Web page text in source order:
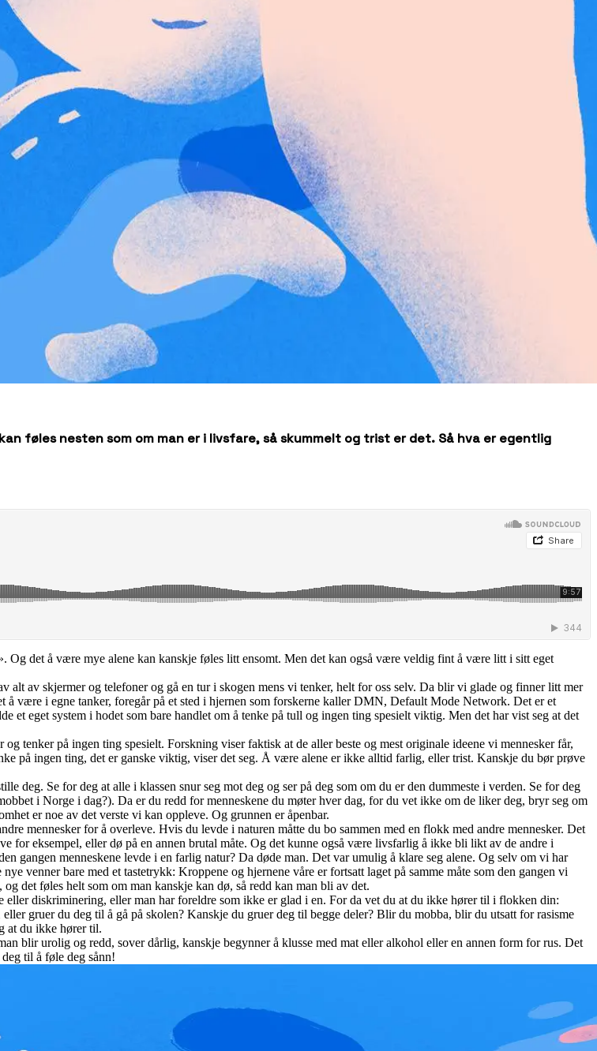
føles nesten som om man er i livsfare, så skummelt og trist er det. Så hva er egentlig
Og det å være mye alene kan kanskje føles litt ensomt. Men det kan også være veldig fint å være litt i sitt eget
alt av skjermer og telefoner og gå en tur i skogen mens vi tenker, helt for oss selv. Da blir vi glade og finner litt mer
være i egne tanker, foregår på et sted i hjernen som forskerne kaller DMN, Default Mode Network. Det er et
eget system i hodet som bare handlet om å tenke på tull og ingen ting spesielt viktig. Men det har vist seg at det
tenker på ingen ting spesielt. Forskning viser faktisk at de aller beste og mest originale ideene vi mennesker får,
på ingen ting, det er ganske viktig, viser det seg. Å være alene er ikke alltid farlig, eller trist. Kanskje du bør prøve
deg. Se for deg at alle i klassen snur seg mot deg og ser på deg som om du er den dummeste i verden. Se for deg
i Norge i dag?). Da er du redd for menneskene du møter hver dag, for du vet ikke om de liker deg, bryr seg om
er noe av det verste vi kan oppleve. Og grunnen er åpenbar.
mennesker for å overleve. Hvis du levde i naturen måtte du bo sammen med en flokk med andre mennesker. Det
eksempel, eller dø på en annen brutal måte. Og det kunne også være livsfarlig å ikke bli likt av de andre i
gangen menneskene levde i en farlig natur? Da døde man. Det var umulig å klare seg alene. Og selv om vi har
venner bare med et tastetrykk: Kroppene og hjernene våre er fortsatt laget på samme måte som den gangen vi
det føles helt som om man kanskje kan dø, så redd kan man bli av det.
diskriminering, eller man har foreldre som ikke er glad i en. For da vet du at du ikke hører til i flokken din:
gruer du deg til å gå på skolen? Kanskje du gruer deg til begge deler? Blir du mobba, blir du utsatt for rasisme
at du ikke hører til.
blir urolig og redd, sover dårlig, kanskje begynner å klusse med mat eller alkohol eller en annen form for rus. Det
til å føle deg sånn!